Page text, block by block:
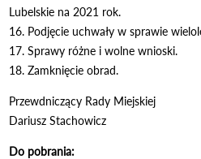
Lubelskie na 2021 rok.
16. Podjęcie uchwały w sprawie
17. Sprawy różne i wolne wnioski.
18. Zamknięcie obrad.
Przewdniczący Rady Miejskiej
Dariusz Stachowicz
Do pobrania: